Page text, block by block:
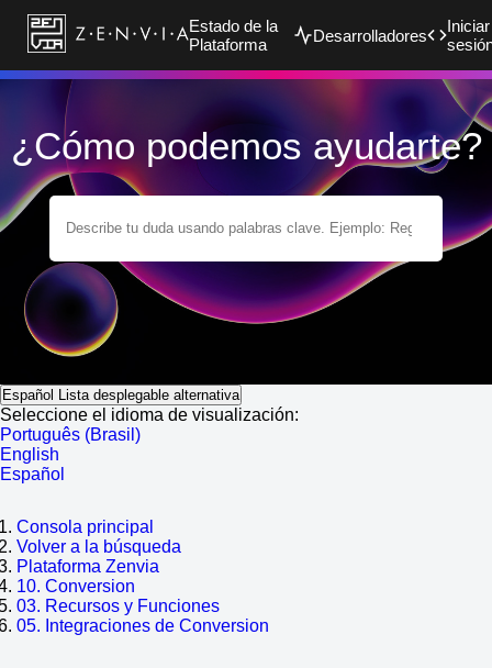
Estado de la
Plataforma
Desarrolladores
Iniciar
¿Cómo podemos ayudarte?
Español Lista desplegable alternativa
Seleccione el idioma de visualización:
Português (Brasil)
English
Español
Consola principal
Volver a la búsqueda
Plataforma Zenvia
10. Conversion
03. Recursos y Funciones
05. Integraciones de Conversion